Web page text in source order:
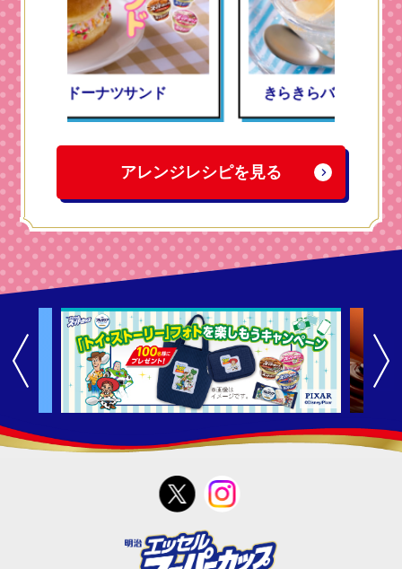
きらきらバニラフルーツボール
アレンジレシピを見る